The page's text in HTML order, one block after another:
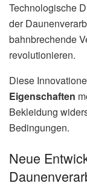
Technologische
der
bahnbrechende
revolutionieren.
Diese
Eigenschaften
Bekleidung
Bedingungen.
Neue